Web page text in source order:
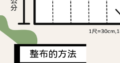
資料（包含姓名、電話或地址）提供予
由本公司與您本人進行分期帳單所需資
3.完整用戶服務條款，請詳閱以下連結：
※ 交易是否成功請以「AFTEE先享後付
是否繳費成功／繳費後需取消欲退款等
客戶支援中心」https://
【注意事項】
１．透過由恩沛科技股份有限公司提供
易，需依本服務之必要範圍內提供個人
離島宅配